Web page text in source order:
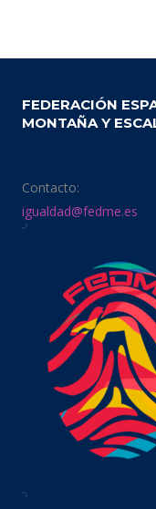
FEDERACIÓN
MONTAÑA Y
Contacto:
igualdad@fedme.es